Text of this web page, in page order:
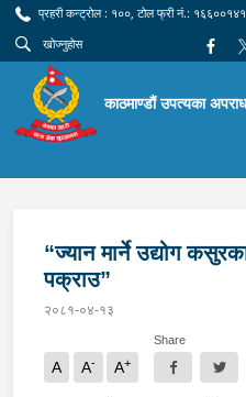
प्रहरी कन्ट्रोल : १००, टोल फ्री नं.:
काठमाण्डौं उपत्यका
“ज्यान मार्ने उद्योग
पक्राउ”
२०८१-०४-१३
A A- A+
Share